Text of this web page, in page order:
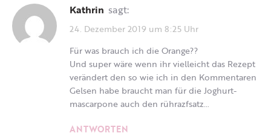
Kathrin sagt:
24. Dezember 2019 um 8:25 Uhr
Für was brauch ich die Orange??
Und super wäre wenn ihr vielleicht das Rezept
verändert den so wie ich in den Kommentaren
Gelsen habe braucht man für die Joghurt-
mascarpone auch den rührazfsatz…
ANTWORTEN